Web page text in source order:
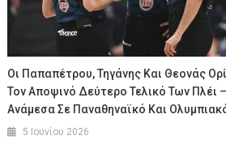
Οι Παπαπέτρου, Τηγάνης Και Θεονάς
Τον Αποψινό Δεύτερο Τελικό Των Πλέι
Ανάμεσα Σε Παναθηναϊκό Και
5 Ιουνίου 2026